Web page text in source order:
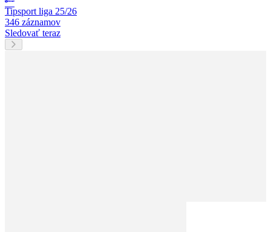
Tipsport liga 25/26
346 záznamov
Sledovať teraz